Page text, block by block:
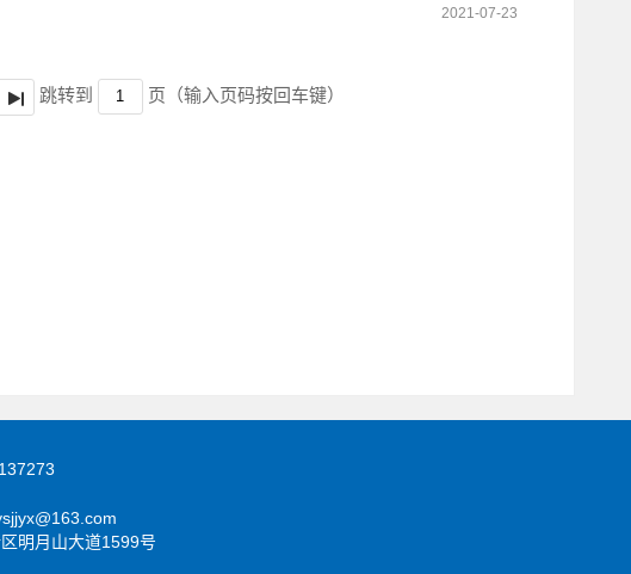
2021-07-23
跳转到 页 （输入页码按回车键）
明月山大道1599号